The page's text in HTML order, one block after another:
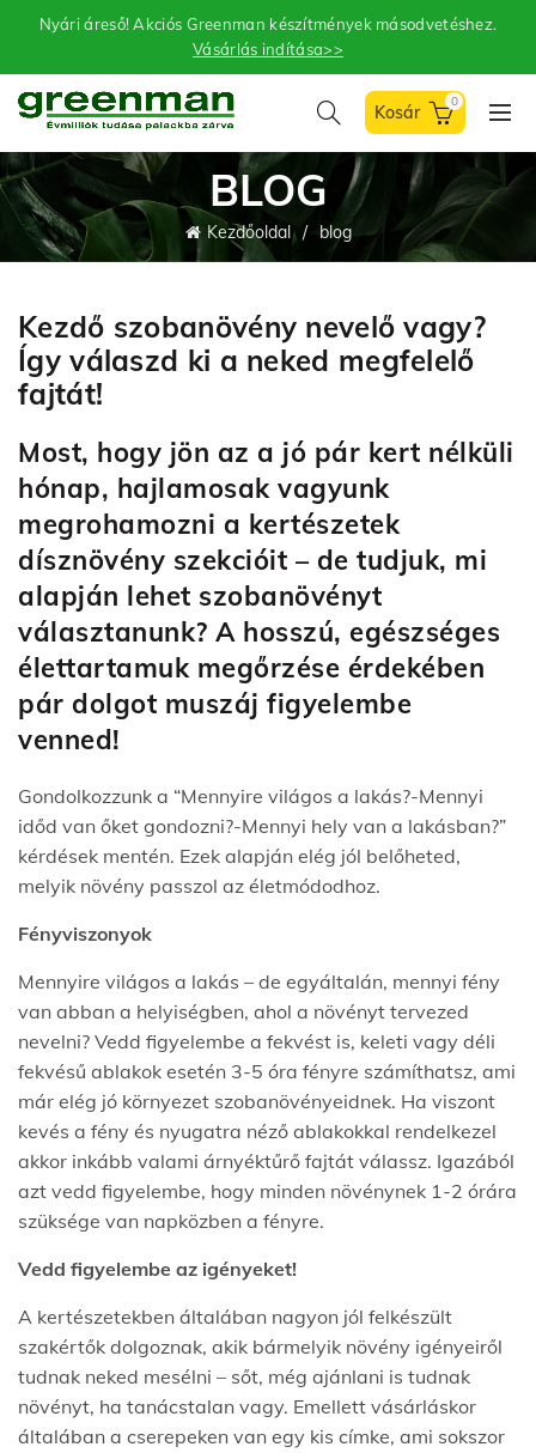
Nyári áreső! Akciós Greenman készítmények másodvetéshez.
Vásárlás indítása>>
0
BLOG
Kezdőoldal blog
Kezdő szobanövény nevelő vagy?
Így válaszd ki a neked megfelelő
fajtát!
Most, hogy jön az a jó pár kert nélküli
hónap, hajlamosak vagyunk
megrohamozni a kertészetek
dísznövény szekcióit – de tudjuk, mi
alapján lehet szobanövényt
választanunk? A hosszú, egészséges
élettartamuk megőrzése érdekében
pár dolgot muszáj figyelembe
venned!
Gondolkozzunk a “Mennyire világos a lakás?-Mennyi
időd van őket gondozni?-Mennyi hely van a lakásban?”
kérdések mentén. Ezek alapján elég jól belőheted,
melyik növény passzol az életmódodhoz.
Fényviszonyok
Mennyire világos a lakás – de egyáltalán, mennyi fény
van abban a helyiségben, ahol a növényt tervezed
nevelni? Vedd figyelembe a fekvést is, keleti vagy déli
fekvésű ablakok esetén 3-5 óra fényre számíthatsz, ami
már elég jó környezet szobanövényeidnek. Ha viszont
kevés a fény és nyugatra néző ablakokkal rendelkezel
akkor inkább valami árnyéktűrő fajtát válassz. Igazából
azt vedd figyelembe, hogy minden növénynek 1-2 órára
szüksége van napközben a fényre.
Vedd figyelembe az igényeket!
A kertészetekben általában nagyon jól felkészült
szakértők dolgoznak, akik bármelyik növény igényeiről
tudnak neked mesélni – sőt, még ajánlani is tudnak
növényt, ha tanácstalan vagy. Emellett vásárláskor
általában a cserepeken van egy kis címke, ami sokszor